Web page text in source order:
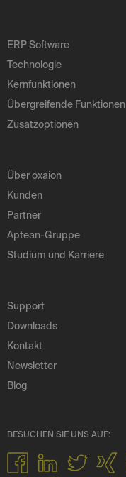
ERP Software
Technologie
Kernfunktionen
Übergreifende Funktionen
Zusatzoptionen
Über oxaion
Kunden
Partner
Aptean-Gruppe
Studium und Karriere
Support
Downloads
Kontakt
Newsletter
Blog
BESUCHEN SIE UNS AUF: